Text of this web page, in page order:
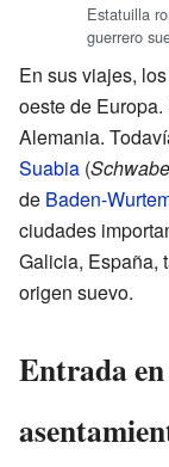
Estatuilla
guerrero
En sus viajes,
oeste de
Alemania.
Suabia (
de Baden-
ciudades
Galicia, España,
origen suevo.
Entrada